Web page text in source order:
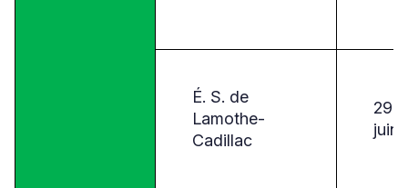
É. S. de
Lamothe-
Cadillac
29
juin